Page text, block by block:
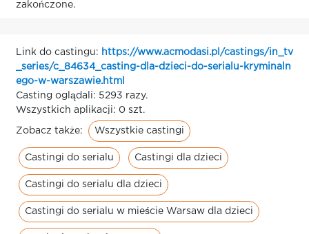
zakończone.
Link do castingu: https://www.acmodasi.pl/castings/in_tv
_series/c_84634_casting-dla-dzieci-do-serialu-kryminaln
ego-w-warszawie.html
Casting oglądali: 5293 razy.
Wszystkich aplikacji: 0 szt.
Zobacz także: Wszystkie castingi
Castingi do serialu Castingi dla dzieci
Castingi do serialu dla dzieci
Castingi do serialu w mieście Warsaw dla dzieci